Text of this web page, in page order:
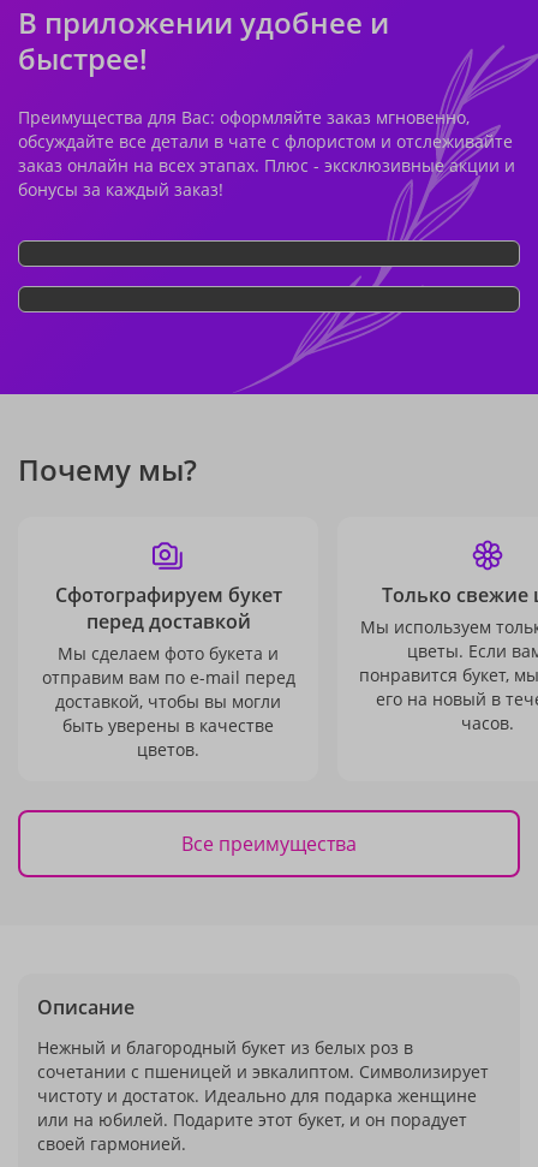
В приложении удобнее и
быстрее!
Преимущества для Вас: оформляйте заказ мгновенно,
обсуждайте все детали в чате с флористом и отслеживайте
заказ онлайн на всех этапах. Плюс - эксклюзивные акции и
бонусы за каждый заказ!
Почему мы?
Сфотографируем букет
перед доставкой
Мы сделаем фото букета и
отправим вам по e-mail перед
доставкой, чтобы вы могли
быть уверены в качестве
цветов.
Только свежие
Мы используем
цветы. Если
понравится букет,
его на новый в
часов.
Все преимущества
Описание
Нежный и благородный букет из белых роз в
сочетании с пшеницей и эвкалиптом. Символизирует
чистоту и достаток. Идеально для подарка женщине
или на юбилей. Подарите этот букет, и он порадует
своей гармонией.